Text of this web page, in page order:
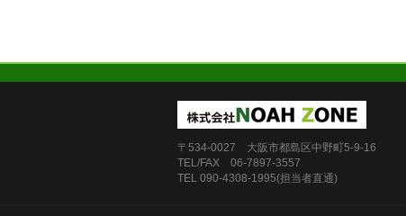
〒534-0027 大阪市都島区中野町5-9-16
TEL/FAX 06-7897-3557
TEL 090-4308-1995(担当者直通)